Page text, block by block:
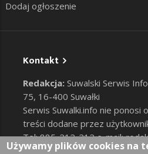
Dodaj ogłoszenie
Kontakt
Redakcja: Suwalski Serwis
75, 16-400 Suwałki
Serwis Suwalki.info nie ponosi
treści dodane przez
Tel: 885-212-212 e-mail:
reklama@suwalki.info
Używamy plików cookies na